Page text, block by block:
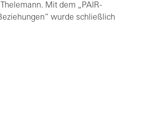
Mit dem „PAIR-
wurde schließlich